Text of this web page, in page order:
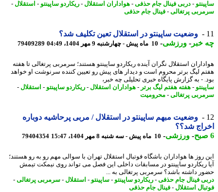
-دربی فینال جام حذفی-هواداران استقلال-ریکاردو ساپینتو-استقلال-
پرتغالی-فینال جام حذفی
وضعیت ساپینتو در استقلال تعین تکلیف شد؟
خبر -ورزشی-10 ماه پیش - چهارشنبه 9 مهر 1404، 04:49 79409289
استقلال نگران آینده ریکاردو ساپینتو هستند؛ سرمربی پرتغالی تا هفته
لیگ برتر محروم است و دیدار های پیش رو تعیین کننده سرنوشت او خواهد
- به گزارش پایگاه خبری تحلیلی چه خبر،
-هفته هفتم لیگ برتر - هواداران استقلال-ریکاردو ساپینتو-استقلال-
پرتغالی-محرومیت
وضعیت مبهم ساپینتو در استقلال / مربی پرحاشیه دوباره
شد؟؟
-ورزشی-10 ماه پیش - سه شنبه 8 مهر 1404، 15:47 79404354
روز ها هواداران باشگاه فوتبال استقلال تهران با سوالی مهم رو به رو هستند؛
ریکاردو ساپینتو در مسابقات داخلی این فصل می تواند روی نیمکت تیمش
داشته باشد؟ سرمربی پرتغالی به ...
فینال جام حذفی-ریکاردو ساپینتو-ساپینتو-استقلال-سرمربی پرتغالی-
استقلال-فینال جام حذفی